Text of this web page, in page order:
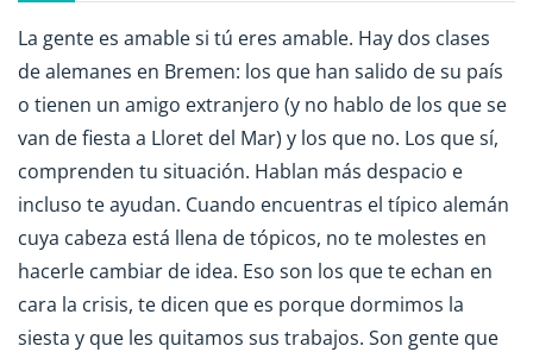
La gente es amable si tú eres amable. Hay dos clases
de alemanes en Bremen: los que han salido de su país
o tienen un amigo extranjero (y no hablo de los que se
van de fiesta a Lloret del Mar) y los que no. Los que sí,
comprenden tu situación. Hablan más despacio e
incluso te ayudan. Cuando encuentras el típico alemán
cuya cabeza está llena de tópicos, no te molestes en
hacerle cambiar de idea. Eso son los que te echan en
cara la crisis, te dicen que es porque dormimos la
siesta y que les quitamos sus trabajos. Son gente que